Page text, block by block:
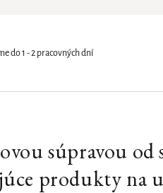
do 1 - 2 pracovných dní
súpravou
produkty na